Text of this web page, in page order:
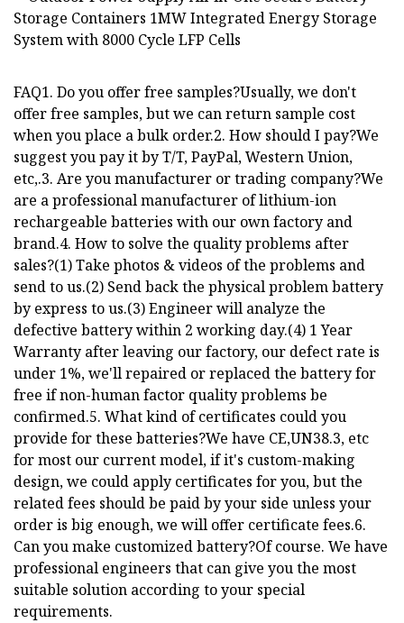
FAQ1. Do you offer free samples?Usually, we don't
offer free samples, but we can return sample cost
when you place a bulk order.2. How should I pay?We
suggest you pay it by T/T, PayPal, Western Union,
etc,.3. Are you manufacturer or trading company?We
are a professional manufacturer of lithium-ion
rechargeable batteries with our own factory and
brand.4. How to solve the quality problems after
sales?(1) Take photos & videos of the problems and
send to us.(2) Send back the physical problem battery
by express to us.(3) Engineer will analyze the
defective battery within 2 working day.(4) 1 Year
Warranty after leaving our factory, our defect rate is
under 1%, we'll repaired or replaced the battery for
free if non-human factor quality problems be
confirmed.5. What kind of certificates could you
provide for these batteries?We have CE,UN38.3, etc
for most our current model, if it's custom-making
design, we could apply certificates for you, but the
related fees should be paid by your side unless your
order is big enough, we will offer certificate fees.6.
Can you make customized battery?Of course. We have
professional engineers that can give you the most
suitable solution according to your special
requirements.